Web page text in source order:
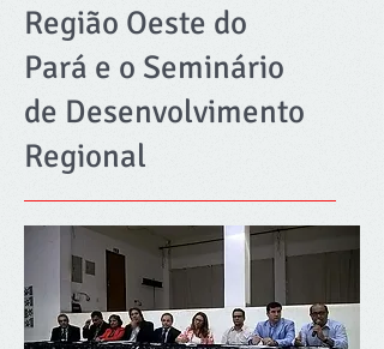
Região Oeste do
Pará e o Seminário
de Desenvolvimento
Regional